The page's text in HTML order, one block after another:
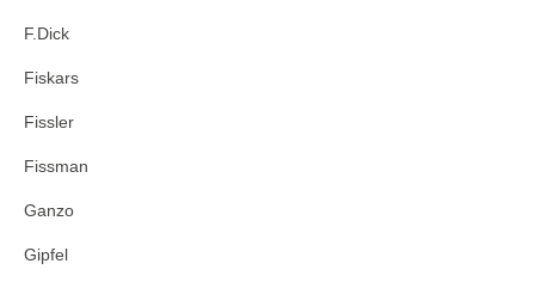
F.Dick
Fiskars
Fissler
Fissman
Ganzo
Gipfel